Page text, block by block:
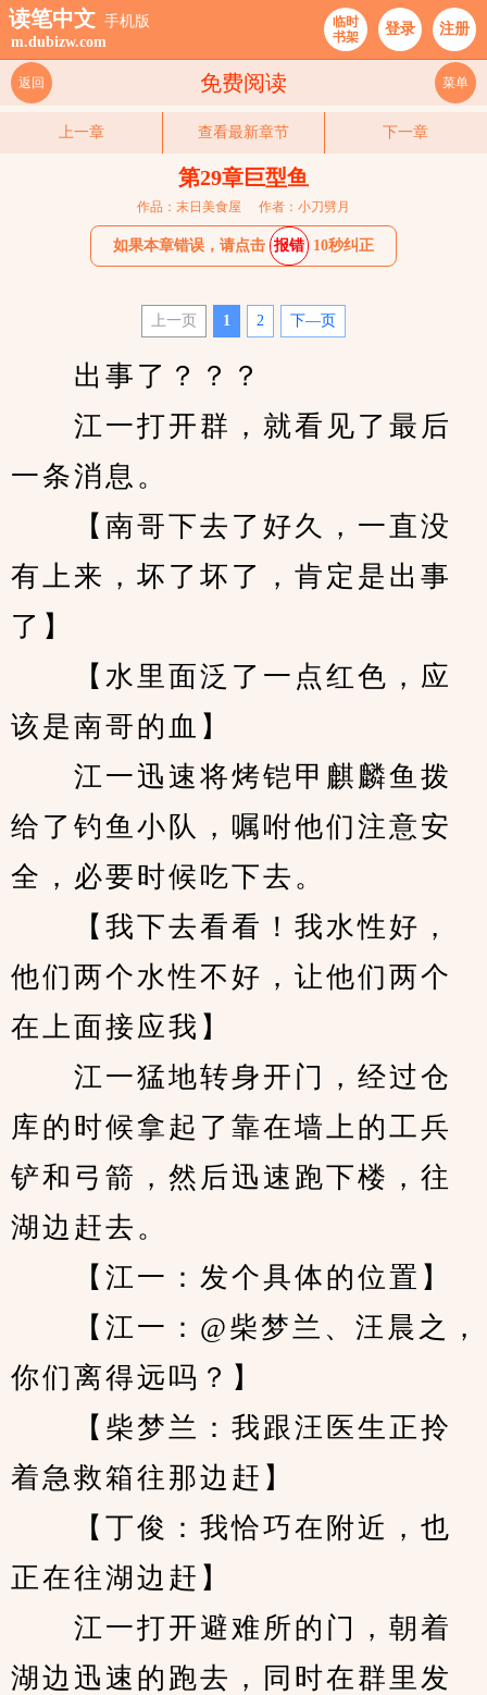
读笔中文 手机版
m.dubizw.com
临时
书架
登录 注册
免费阅读
返回 菜单
上一章 查看最新章节 下一章
第29章巨型鱼
作品：末日美食屋 作者：小刀劈月
如果本章错误，请点击 报错 10秒纠正
上一页 1 2 下—页
出事了？？？
江一打开群，就看见了最后
一条消息。
【南哥下去了好久，一直没
有上来，坏了坏了，肯定是出事
了】
【水里面泛了一点红色，应
该是南哥的血】
江一迅速将烤铠甲麒麟鱼拨
给了钓鱼小队，嘱咐他们注意安
全，必要时候吃下去。
【我下去看看！我水性好，
他们两个水性不好，让他们两个
在上面接应我】
江一猛地转身开门，经过仓
库的时候拿起了靠在墙上的工兵
铲和弓箭，然后迅速跑下楼，往
湖边赶去。
【江一：发个具体的位置】
【江一：@柴梦兰、汪晨之，
你们离得远吗？】
【柴梦兰：我跟汪医生正拎
着急救箱往那边赶】
【丁俊：我恰巧在附近，也
正在往湖边赶】
江一打开避难所的门，朝着
湖边迅速的跑去，同时在群里发